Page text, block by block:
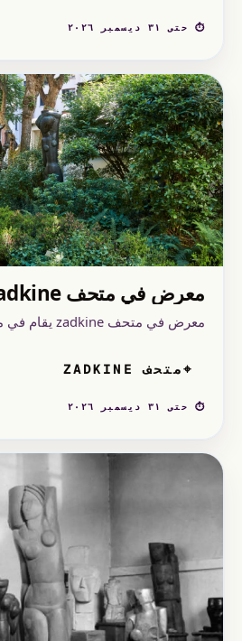
⏱ حتى ٣١ ديسمبر ٢٠٢٦
معرض في متحف zadkine
معرض في متحف zadkine يقام في متحف zadkine.
⌖متحف ZADKINE
⏱ حتى ٣١ ديسمبر ٢٠٢٦